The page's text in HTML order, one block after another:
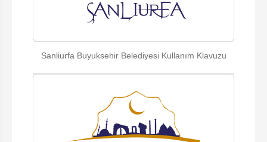
Sanliurfa Buyuksehir Belediyesi Kullanım Klavuzu